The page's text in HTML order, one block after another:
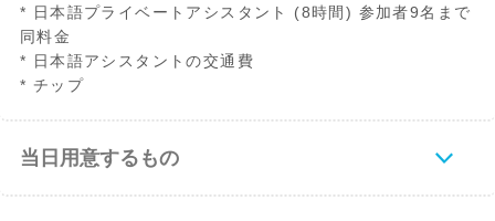
* 日本語プライベートアシスタント (8時間) 参加者9名まで
同料金
* 日本語アシスタントの交通費
* チップ
当日用意するもの